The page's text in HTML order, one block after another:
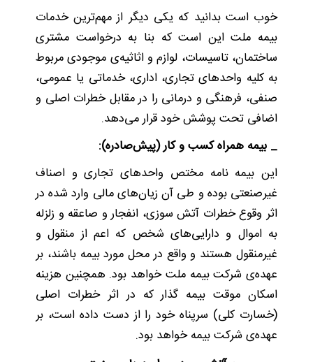
خوب است بدانید که یکی دیگر از مهم‌ترین خدمات
بیمه ملت این است که بنا به درخواست مشتری
ساختمان، تاسیسات، لوازم و اثاثیه‌ی موجودی مربوط
به کلیه واحدهای تجاری، اداری، خدماتی یا عمومی،
صنفی، فرهنگی و درمانی را در مقابل خطرات اصلی و
اضافی تحت پوشش خود قرار می‌دهد.
_ بیمه همراه کسب و کار (پیش‌صادره):
این بیمه نامه مختص واحدهای تجاری و اصناف
غیرصنعتی بوده و طی آن زیان‌های مالی وارد شده در
اثر وقوع خطرات آتش سوزی، انفجار و صاعقه و زلزله
به اموال و دارایی‌های شخص که اعم از منقول و
غیرمنقول هستند و واقع در محل مورد بیمه باشند، بر
عهده‌ی شرکت بیمه ملت خواهد بود. همچنین هزینه
اسکان موقت بیمه گذار که در اثر خطرات اصلی
(خسارت کلی) سرپناه خود را از دست داده است، بر
عهده‌ی شرکت بیمه خواهد بود.